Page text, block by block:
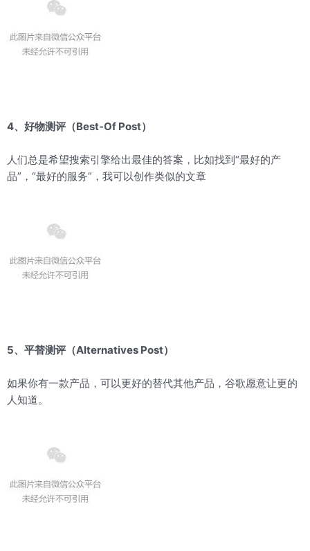
4、好物测评（Best-Of Post）
人们总是希望搜索引擎给出最佳的答案，比如找到“最好的产
品”，“最好的服务”，我可以创作类似的文章
5、平替测评（Alternatives Post）
如果你有一款产品，可以更好的替代其他产品，谷歌愿意让更的
人知道。